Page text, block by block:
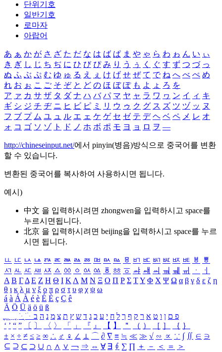
단위기호
일반기호
로마자
아랍어
あ ぁ か が さ ざ た だ な は ば ぱ ま や ゃ ら わ ゎ ん い ぃ
き ぎ し じ ち ぢ に ひ び ぴ み り う ぅ く ぐ す ず つ づ っ
ぬ ふ ぶ ぷ む ゆ ゅ る え ぇ け げ せ ぜ て で ね へ べ ぺ め
れ お ぉ こ ご そ ぞ と ど の ほ ぼ ぽ も よ ょ ろ を
ア ァ カ サ ザ タ ダ ナ ハ バ パ マ ヤ ャ ラ ワ ヮ ン イ ィ キ
ギ シ ジ チ ヂ ニ ヒ ビ ピ ミ リ ウ ゥ ク グ ス ズ ツ ヅ ッ ヌ
フ ブ プ ム ユ ュ ル エ ェ ケ ゲ セ ゼ テ デ ヘ ベ ペ メ レ オ
ォ コ ゴ ソ ゾ ト ド ノ ホ ボ ポ モ ヨ ョ ロ ヲ ―
http://chineseinput.net/에서 pinyin(병음)방식으로 중국어를 변환
할 수 있습니다.
변환된 중국어를 복사하여 사용하시면 됩니다.
예시)
中文 을 입력하시려면 zhongwen을 입력하시고 space를
누르시면됩니다.
北京 을 입력하시려면 beijing을 입력하시고 space를 누르
시면 됩니다.
ㅥ ㅦ ㅧ ㅨ ㅩ ㅪ ㅫ ㅬ ㅭ ㅮ ㅯ ㅰ ㅱ ㅲ ㅳ ㅴ ㅵ ㅶ ㅷ ㅸ
ㅹ
ㅺ ㅻ ㅼ ㅽ ㅾ ㅿ ㆀ ㆁ ㆂ ㆃ ㆄ ㆅ ㆆ ㆇ ㆈ ㆉ ㆊ ㆋ ㆌ ㆍ
ㆎ
Α Β ΓΔ Ε Ζ Η Θ Ι ΚΛ Μ Ν Ξ Ο Π Ρ Σ ΤΥ Φ Χ Ψ Ω α β γ δ ε ζ η
θ ι κ λ μ ν ξ ο π ρ σ τ υ φ χ ψ ω
á à Á À é è É È ç Ç ê
Ä Ö Ü ä ö ü ß
ִֶֹ ֻּ ׁׂ פ ם ן ו ט א ר ק ף ך ל ח י ע כ ג ד ש ץ ת צ מ נ ה ב
‘ ’ “ ” 〔 〕 〈 〉 「 」 『 』 【 】 ＂ （ ） ［ ］ ｛ ｝
± × ÷ ≠ ≤ ≥ ∞ ∴ ♂ ♀ ∠ ⊥ ⌒ ∂ ∇ ≡ ≒ ≪ ≫ √ ∽ ∝ ∵ ∫ ∬ ∈ ∋
⊆ ⊇ ⊂ ⊃ ∪ ∩ ∧ ∨ ￢ ⇒ ⇔ ∀ ∃ ∮ ∑ ∏ ＋ － ＜ ＝
＞